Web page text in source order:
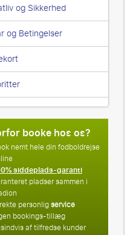
og Sikkerhed
og Betingelser
booke hos os?
nemt hele din fodboldrejse
siddeplads-garanti
pladser sammen i
personligservice
bookings-tillæg
af tilfredse kunder